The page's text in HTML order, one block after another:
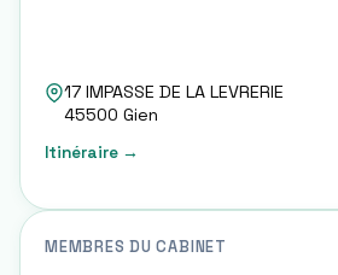
17 IMPASSE DE LA LEVRERIE
45500 Gien
Itinéraire →
MEMBRES DU CABINET